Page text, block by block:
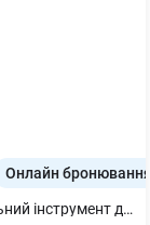
Онлайн
Hyundai Venue Dynamic 2025 року — це ідеальний інструмент для міста. Ви не переплачуєте за шкіряний салон чи бездротову зарядку, але отримуєте ту саму надійну техніку, що і в топових версіях. Це авто, яке купують розумом: воно ліквідне, дешеве в сервісі та дуже зручне в щоденній метушні.